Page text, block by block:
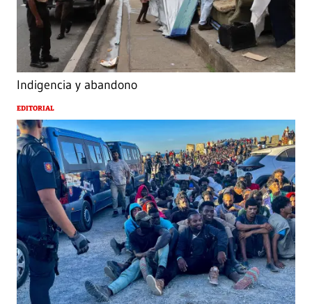
Indigencia y abandono
EDITORIAL